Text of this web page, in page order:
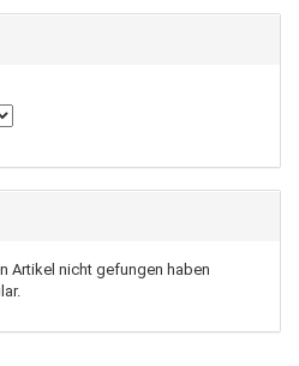
Artikel nicht gefungen haben